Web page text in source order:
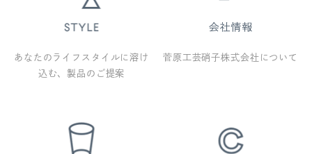
あなたのライフスタイルに溶け
込む、製品のご提案
菅原工芸硝子株式会社について